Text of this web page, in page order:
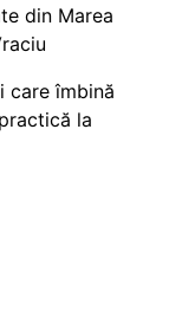
din Marea
care îmbină
la